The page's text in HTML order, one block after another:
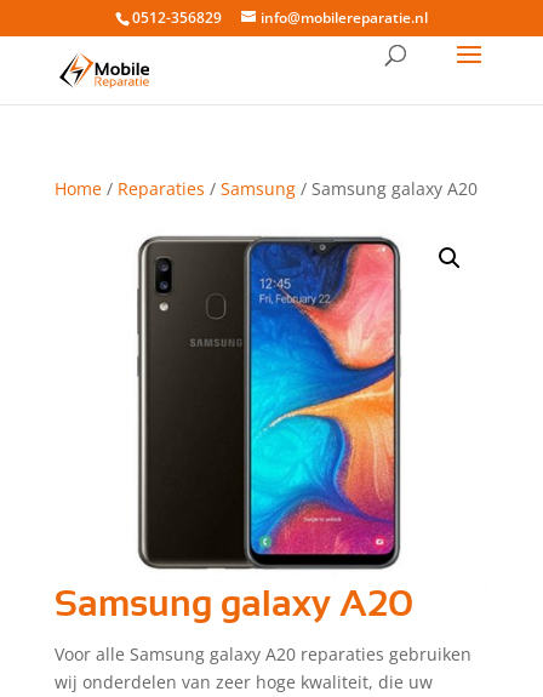
0512-356829 info@mobilereparatie.nl
Home/ Reparaties / Samsung/ Samsung galaxy A20
Samsung galaxy A20
Voor alle Samsung galaxy A20 reparaties gebruiken
wij onderdelen van zeer hoge kwaliteit, die uw